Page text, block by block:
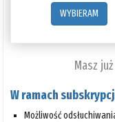
WYBIERAM
Masz
W ramach
Możliwość